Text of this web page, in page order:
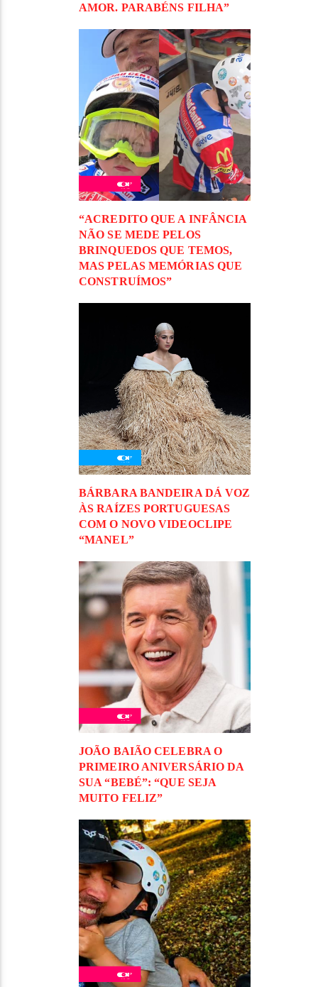
AMOR. PARABÉNS FILHA”
“ACREDITO QUE A INFÂNCIA
NÃO SE MEDE PELOS
BRINQUEDOS QUE TEMOS,
MAS PELAS MEMÓRIAS QUE
CONSTRUÍMOS”
BÁRBARA BANDEIRA DÁ VOZ
ÀS RAÍZES PORTUGUESAS
COM O NOVO VIDEOCLIPE
“MANEL”
JOÃO BAIÃO CELEBRA O
PRIMEIRO ANIVERSÁRIO DA
SUA “BEBÉ”: “QUE SEJA
MUITO FELIZ”